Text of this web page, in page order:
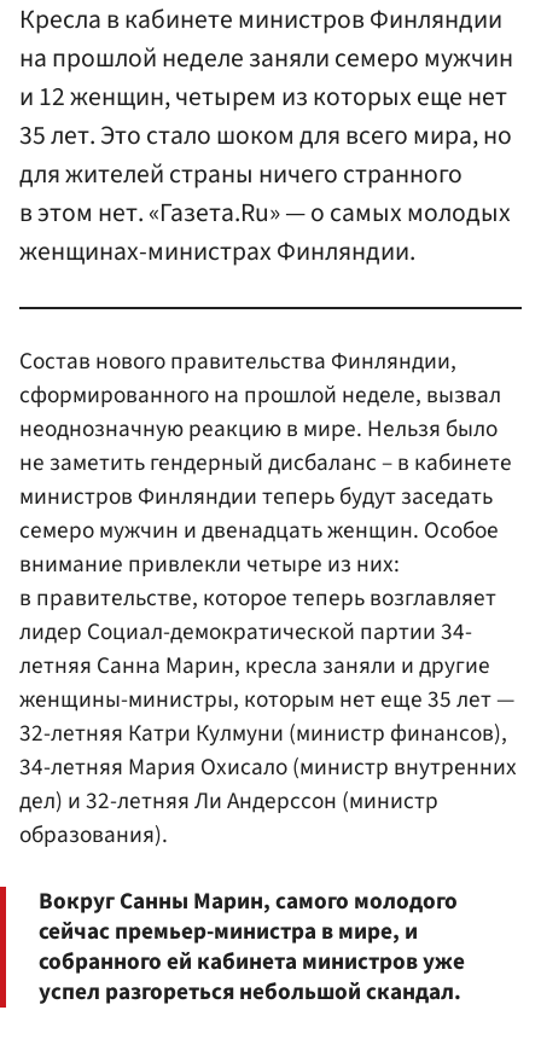
Кресла в кабинете министров Финляндии
на прошлой неделе заняли семеро мужчин
и 12 женщин, четырем из которых еще нет
35 лет. Это стало шоком для всего мира, но
для жителей страны ничего странного
в этом нет. «Газета.Ru» — о самых молодых
женщинах-министрах Финляндии.
Состав нового правительства Финляндии,
сформированного на прошлой неделе, вызвал
неоднозначную реакцию в мире. Нельзя было
не заметить гендерный дисбаланс – в кабинете
министров Финляндии теперь будут заседать
семеро мужчин и двенадцать женщин. Особое
внимание привлекли четыре из них:
в правительстве, которое теперь возглавляет
лидер Социал-демократической партии 34-
летняя Санна Марин, кресла заняли и другие
женщины-министры, которым нет еще 35 лет —
32-летняя Катри Кулмуни (министр финансов),
34-летняя Мария Охисало (министр внутренних
дел) и 32-летняя Ли Андерссон (министр
образования).
Вокруг Санны Марин, самого молодого
сейчас премьер-министра в мире, и
собранного ей кабинета министров уже
успел разгореться небольшой скандал.